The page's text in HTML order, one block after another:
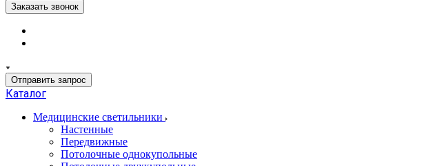
Заказать звонок
Отправить запрос
Каталог
Медицинские светильники
Настенные
Передвижные
Потолочные однокупольные